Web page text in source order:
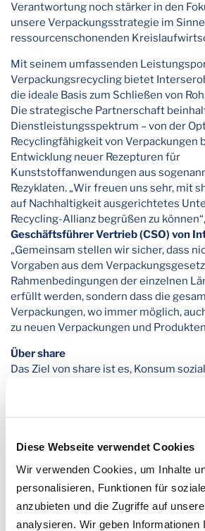
Diese Webseite verwendet Cookies
Wir verwenden Cookies, um Inhalte
personalisieren, Funktionen für
anzubieten und die Zugriffe auf
analysieren. Wir geben Informationen
Verantwortung noch stärker in den
unsere Verpackungsstrategie im
ressourcenschonenden
Mit seinem umfassenden
Verpackungsrecycling bietet
die ideale Basis zum Schließen von
Die strategische Partnerschaft
Dienstleistungsspektrum – von der
Recyclingfähigkeit von Verpackungen
Entwicklung neuer Rezepturen für
Kunststoffanwendungen aus
Rezyklaten. „Wir freuen uns sehr, mit
auf Nachhaltigkeit ausgerichtetes
Recycling-Allianz begrüßen zu können“,
Geschäftsführer Vertrieb (CSO) von
„Gemeinsam stellen wir sicher, dass
Vorgaben aus dem
Rahmenbedingungen der einzelnen
erfüllt werden, sondern dass die
Verpackungen, wo immer möglich,
zu neuen Verpackungen und
Über share
Das Ziel von share ist es, Konsum
Lebens mit einer Spende, die
wird mit jedem Kauf automatisch
alltägliche Konsumentscheidungen in
Codes auf der Verpackung zeigen,
sorgen so für Transparenz. Dass das
funktioniert, zeigen mehr als 150
Hilfeleistungen, darunter 45 Millionen